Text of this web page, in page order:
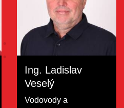
Ing. Ladislav
Veselý
Vodovody a